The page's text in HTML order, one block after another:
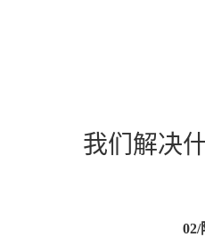
我们解决
02/